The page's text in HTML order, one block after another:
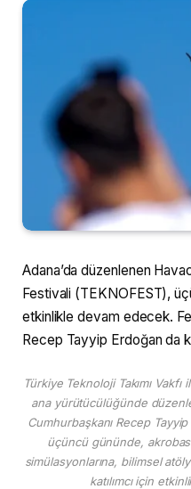
Adana’da düzenlenen
Festivali (TEKNOFEST),
etkinlikle devam edecek.
Recep Tayyip Erdoğan da
Türkiye Teknoloji Takımı Vakfı
ana yürütücülüğünde
Cumhurbaşkanı Recep Tayyip
üçüncü gününde,
simülasyonlarına, bilimsel
katılımcı için